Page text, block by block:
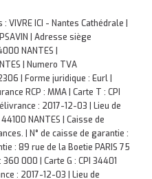
ICI - Nantes Cathédrale |
| Adresse siège
NANTES |
| Numero TVA
| Forme juridique : Eurl |
RCP : MMA | Carte T : CPI
: 2017-12-03 | Lieu de
NANTES | Caisse de
| N° de caisse de garantie :
: 89 rue de la Boetie PARIS 75
000 | Carte G : CPI 34401
: 2017-12-03 | Lieu de